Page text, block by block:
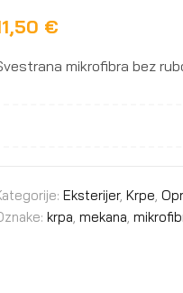
€
mikrofibra bez
Eksterijer, Krpe
krpa mekana